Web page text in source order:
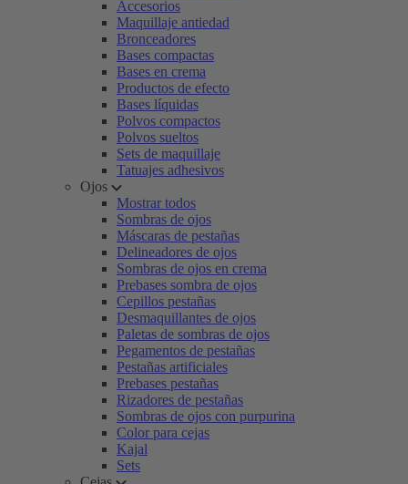
Accesorios
Maquillaje antiedad
Bronceadores
Bases compactas
Bases en crema
Productos de efecto
Bases líquidas
Polvos compactos
Polvos sueltos
Sets de maquillaje
Tatuajes adhesivos
Ojos
Mostrar todos
Sombras de ojos
Máscaras de pestañas
Delineadores de ojos
Sombras de ojos en crema
Prebases sombra de ojos
Cepillos pestañas
Desmaquillantes de ojos
Paletas de sombras de ojos
Pegamentos de pestañas
Pestañas artificiales
Prebases pestañas
Rizadores de pestañas
Sombras de ojos con purpurina
Color para cejas
Kajal
Sets